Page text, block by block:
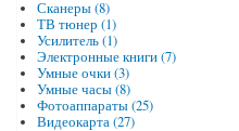
Сканеры (8)
ТВ тюнер (1)
Усилитель (1)
Электронные книги (7)
Умные очки (3)
Умные часы (8)
Фотоаппараты (25)
Видеокарта (27)